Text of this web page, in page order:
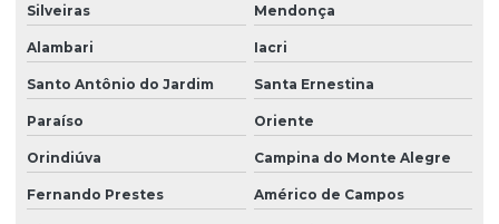
Silveiras Mendonça
Alambari Iacri
Santo Antônio do Jardim Santa Ernestina
Paraíso Oriente
Orindiúva Campina do Monte Alegre
Fernando Prestes Américo de Campos